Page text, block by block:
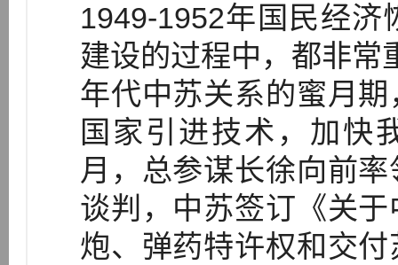
1949-1952年国民经
建设的过程中，都非常
年代中苏关系的蜜月
国家引进技术，加快
月，总参谋长徐向前
谈判，中苏签订《关
炮、弹药特许权和交